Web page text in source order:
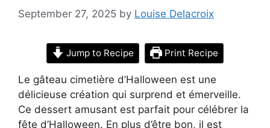
September 27, 2025 by Louise Delacroix
Jump to Recipe Print Recipe
Le gâteau cimetière d’Halloween est une
délicieuse création qui surprend et émerveille.
Ce dessert amusant est parfait pour célébrer la
fête d’Halloween. En plus d’être bon, il est